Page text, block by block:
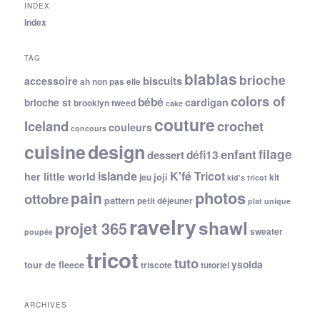
INDEX
Index
TAG
accessoireah non pas elle biscuitsblablas brioche
brioche st brooklyn tweed bébé cake cardigan colors of
Iceland concours couleurscouturecrochet
cuisinedesigndessertdéfi13enfantfilage
her little world islande jeu joji K'fé Tricot kid's tricot kit
ottobrepain pattern petit déjeuner photos plat unique
poupée projet 365ravelryshawl sweater
tour de fleecetricot triscote tutotutorielysolda
ARCHIVES